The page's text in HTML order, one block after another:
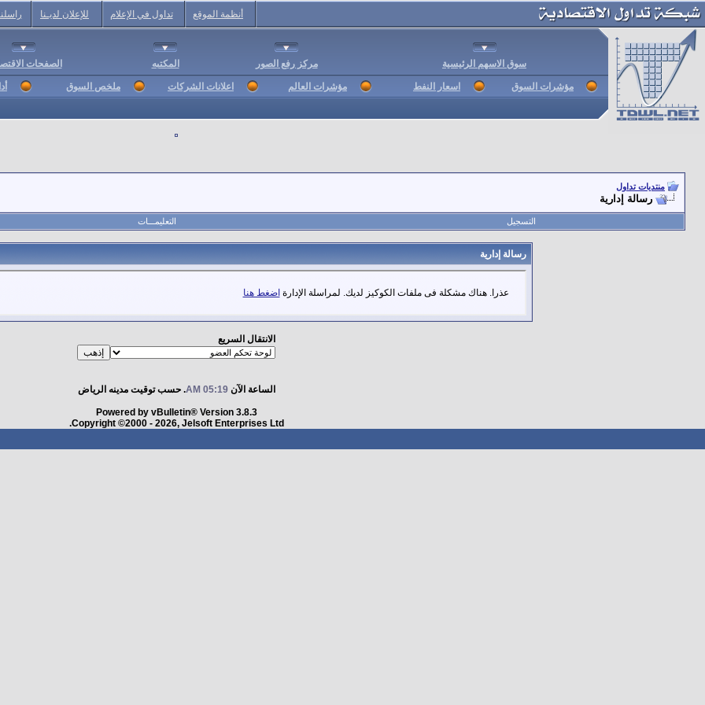
أنظمة الموقع تداول في الإعلام للإعلان لديـنا
سوق الاسهم الرئيسية مركز رفع الصور المكتبه الصفحات
مؤشرات السوق اسعار النفط مؤشرات العالم اعلانات الشركات ملخص السوق
منتديات تداول
رسالة إدارية
التسجيل التعليمـــات
رسالة إدارية
عذرا. هناك مشكلة فى ملفات الكوكيز لديك. لمراسلة الإدارة اضغط هنا
الانتقال السريع
الساعة الآن05:19 AM . حسب توقيت مدينه الرياض
Powered by vBulletin® Version 3.8.3
Copyright ©2000 - 2026, Jelsoft Enterprises Ltd.